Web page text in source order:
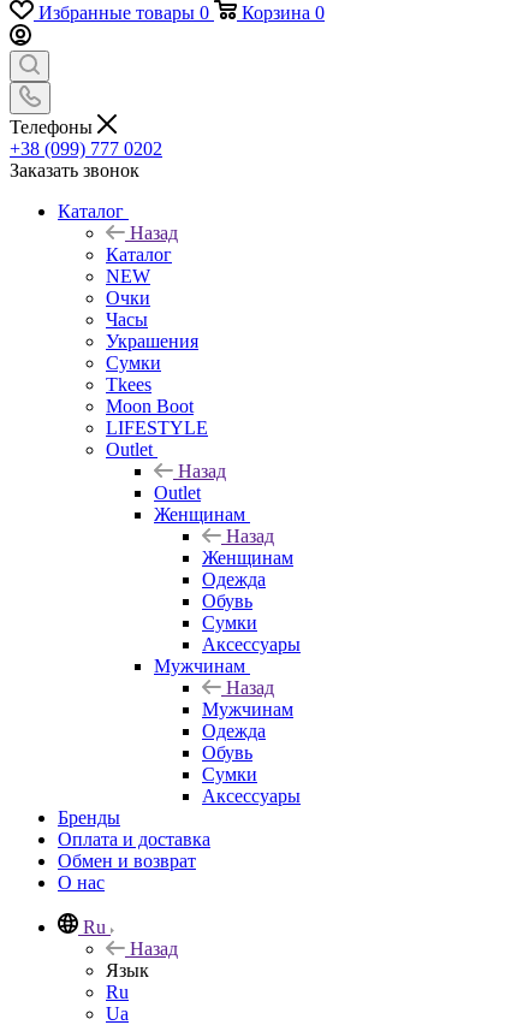
Избранные товары 0 Корзина 0
Телефоны
+38 (099) 777 0202
Заказать звонок
Каталог
Назад
Каталог
NEW
Очки
Часы
Украшения
Сумки
Tkees
Moon Boot
LIFESTYLE
Outlet
Назад
Outlet
Женщинам
Назад
Женщинам
Одежда
Обувь
Сумки
Аксессуары
Мужчинам
Назад
Мужчинам
Одежда
Обувь
Сумки
Аксессуары
Бренды
Оплата и доставка
Обмен и возврат
О нас
Ru
Назад
Язык
Ru
Ua